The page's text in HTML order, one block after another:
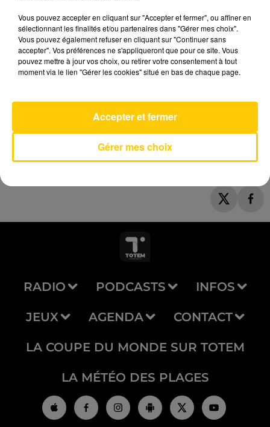
Just Around The Corner
AVEYRON NORD
RADIO PODCASTS INFOS
JEUX AGENDA CONTACT
LA COUPE DU MONDE SUR TOTEM
LA MÉTÉO DES PLAGES
Vous pouvez accepter en cliquant sur "Accepter et fermer", ou affiner en
sélectionnant les finalités et/ou partenaires dans "Gérer mes choix".
Vous pouvez également refuser en cliquant sur "Continuer sans
accepter". Vos préférences ne s'appliqueront que pour ce site. Vous
pouvez mettre à jour vos choix, ou retirer votre consentement à tout
moment via le lien "Gérer les cookies" situé en bas de chaque page.
Gérer mes choix
Accepter et fermer